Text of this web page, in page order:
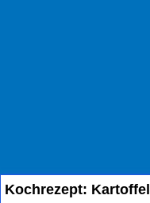
Kochrezept: